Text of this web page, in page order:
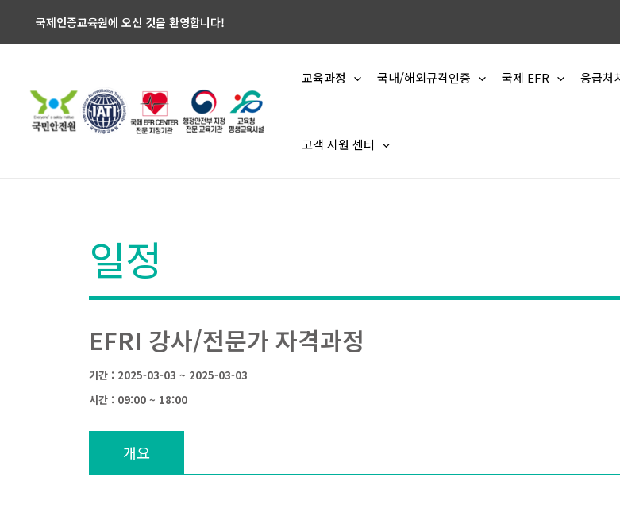
국제인증교육원에 오신 것을 환영합니다!
교육과정 국내/해외규격인증 국제 EFR 응급처
고객 지원 센터
일정
EFRI 강사/전문가 자격과정
기간 : 2025-03-03 ~ 2025-03-03
시간 : 09:00 ~ 18:00
개요